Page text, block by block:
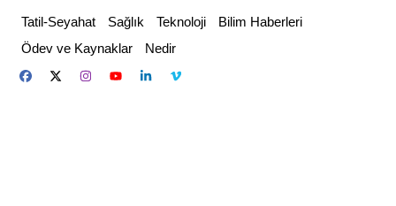
content
Tatil-Seyahat Sağlık Teknoloji
Bilim Haberleri
Ödev ve Kaynaklar
Nedir